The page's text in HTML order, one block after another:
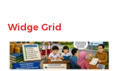
Widge Grid